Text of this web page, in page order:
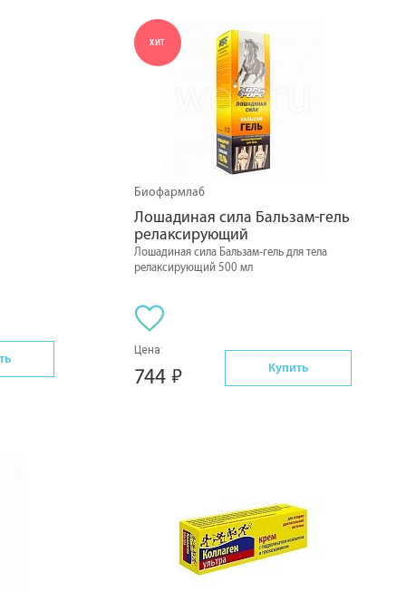
ХИТ
Биофармлаб
Лошадиная сила Бальзам-гель
релаксирующий
Лошадиная сила Бальзам-гель для тела
релаксирующий 500 мл
Цена:
744 Купить